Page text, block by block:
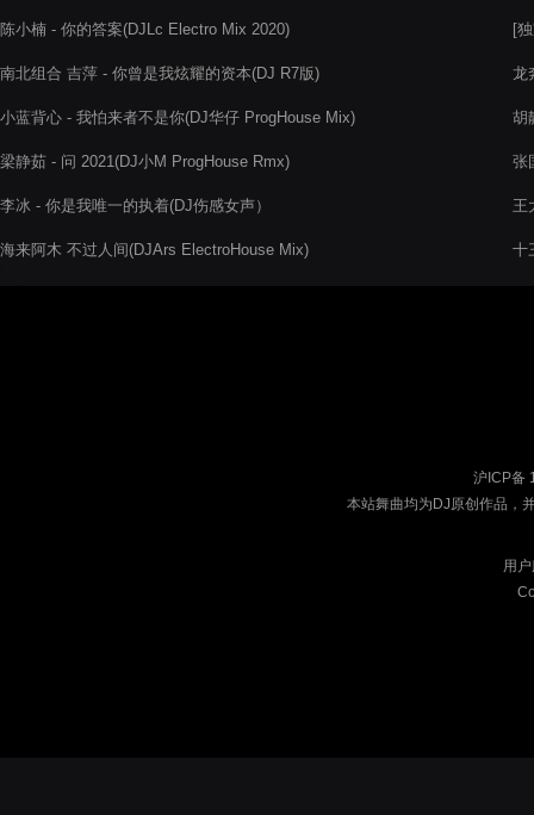
陈小楠 - 你的答案(DJLc Electro Mix 2020)
南北组合 吉萍 - 你曾是我炫耀的资本(DJ R7版)
小蓝背心 - 我怕来者不是你(DJ华仔 ProgHouse Mix)
梁静茹 - 问 2021(DJ小M ProgHouse Rmx)
李冰 - 你是我唯一的执着(DJ伤感女声）
海来阿木 不过人间(DJArs ElectroHouse Mix)
[
龙
胡
张
王
十
沪ICP备
本站舞曲均为DJ原创作品，
用